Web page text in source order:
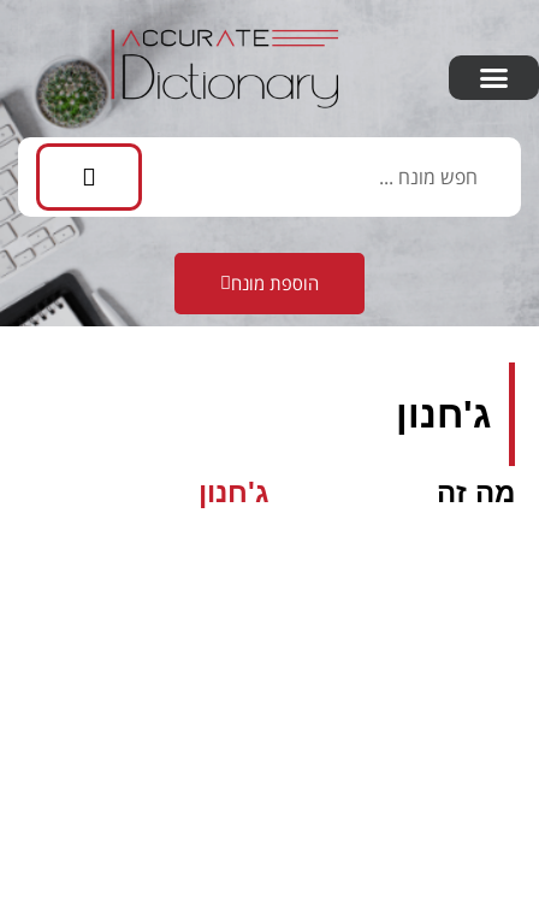
הוספת מונח
ג'חנון
מה זה ג'חנון